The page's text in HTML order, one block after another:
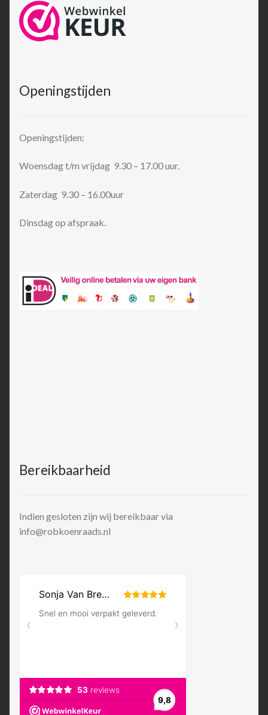
Openingstijden
Openingstijden:
Woensdag t/m vrijdag 9.30 – 17.00 uur.
Zaterdag 9.30 – 16.00uur
Dinsdag op afspraak.
Bereikbaarheid
Indien gesloten zijn wij bereikbaar via
info@robkoenraads.nl